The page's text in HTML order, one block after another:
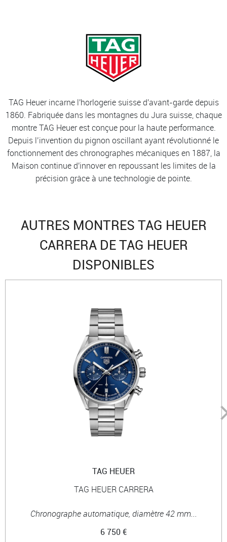
TAG Heuer incarne l'horlogerie suisse d'avant-garde depuis
1860. Fabriquée dans les montagnes du Jura suisse, chaque
montre TAG Heuer est conçue pour la haute performance.
Depuis l’invention du pignon oscillant ayant révolutionné le
fonctionnement des chronographes mécaniques en 1887, la
Maison continue d'innover en repoussant les limites de la
précision grâce à une technologie de pointe.
AUTRES MONTRES TAG HEUER
CARRERA DE TAG HEUER
DISPONIBLES
TAG HEUER
TAG HEUER CARRERA
Chronographe automatique, diamètre 42 mm...
6 750 €